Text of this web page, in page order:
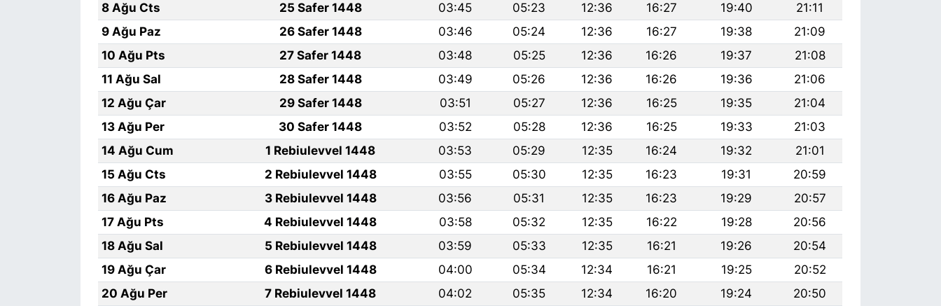
8 Ağu Cts
25 Safer 1448 03:45 05:23 12:36 16:27 19:40
21:11
9 Ağu Paz
26 Safer 1448 03:46 05:24 12:36 16:27 19:38
21:09
10 Ağu Pts
27 Safer 1448 03:48 05:25 12:36 16:26 19:37
21:08
11 Ağu Sal
28 Safer 1448 03:49 05:26 12:36 16:26 19:36
21:06
12 Ağu Çar
29 Safer 1448 03:51 05:27 12:36 16:25 19:35
21:04
13 Ağu Per
30 Safer 1448 03:52 05:28 12:36 16:25 19:33
21:03
14 Ağu Cum
1 Rebiulevvel 1448 03:53 05:29 12:35 16:24 19:32
21:01
15 Ağu Cts
2 Rebiulevvel 1448 03:55 05:30 12:35 16:23 19:31
20:59
16 Ağu Paz
3 Rebiulevvel 1448 03:56 05:31 12:35 16:23 19:29
20:57
17 Ağu Pts
4 Rebiulevvel 1448 03:58 05:32 12:35 16:22 19:28
20:56
18 Ağu Sal
5 Rebiulevvel 1448 03:59 05:33 12:35 16:21 19:26
20:54
19 Ağu Çar
6 Rebiulevvel 1448 04:00 05:34 12:34 16:21 19:25
20:52
20 Ağu Per
7 Rebiulevvel 1448 04:02 05:35 12:34 16:20 19:24
20:50